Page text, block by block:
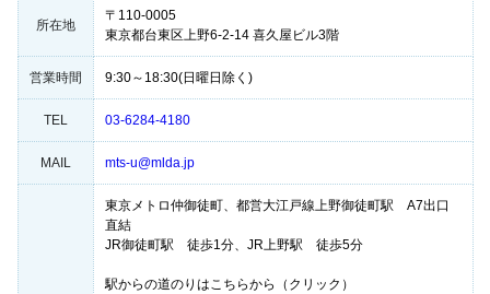
所在地
〒110-0005
東京都台東区上野6-2-14 喜久屋ビル3階
営業時間 9:30～18:30(日曜日除く)
TEL 03-6284-4180
MAIL mts-u@mlda.jp
東京メトロ仲御徒町、都営大江戸線上野御徒町駅 A7出口
直結
JR御徒町駅 徒歩1分、JR上野駅 徒歩5分
駅からの道のりはこちらから（クリック）